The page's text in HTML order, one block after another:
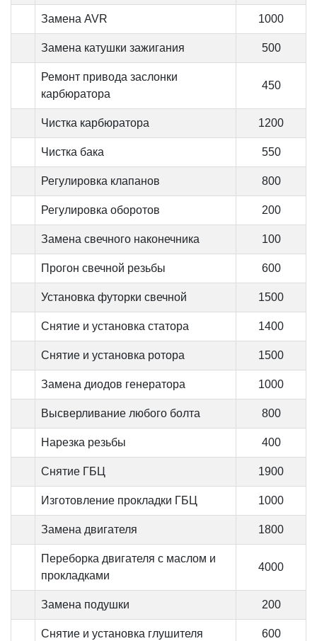
Замена AVR 1000
Замена катушки зажигания 500
Ремонт привода заслонки
карбюратора
450
Чистка карбюратора 1200
Чистка бака 550
Регулировка клапанов 800
Регулировка оборотов 200
Замена свечного наконечника 100
Прогон свечной резьбы 600
Установка футорки свечной 1500
Снятие и установка статора 1400
Снятие и установка ротора 1500
Замена диодов генератора 1000
Высверливание любого болта 800
Нарезка резьбы 400
Снятие ГБЦ 1900
Изготовление прокладки ГБЦ 1000
Замена двигателя 1800
Переборка двигателя с маслом и
прокладками
4000
Замена подушки 200
Снятие и установка глушителя 600